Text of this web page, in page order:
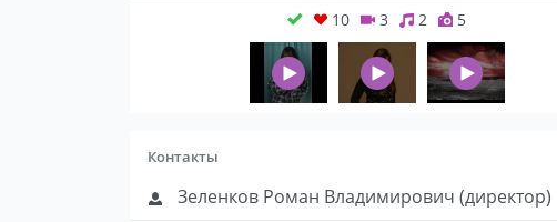
10 3 2 5
Контакты
Зеленков Роман Владимирович (директор)